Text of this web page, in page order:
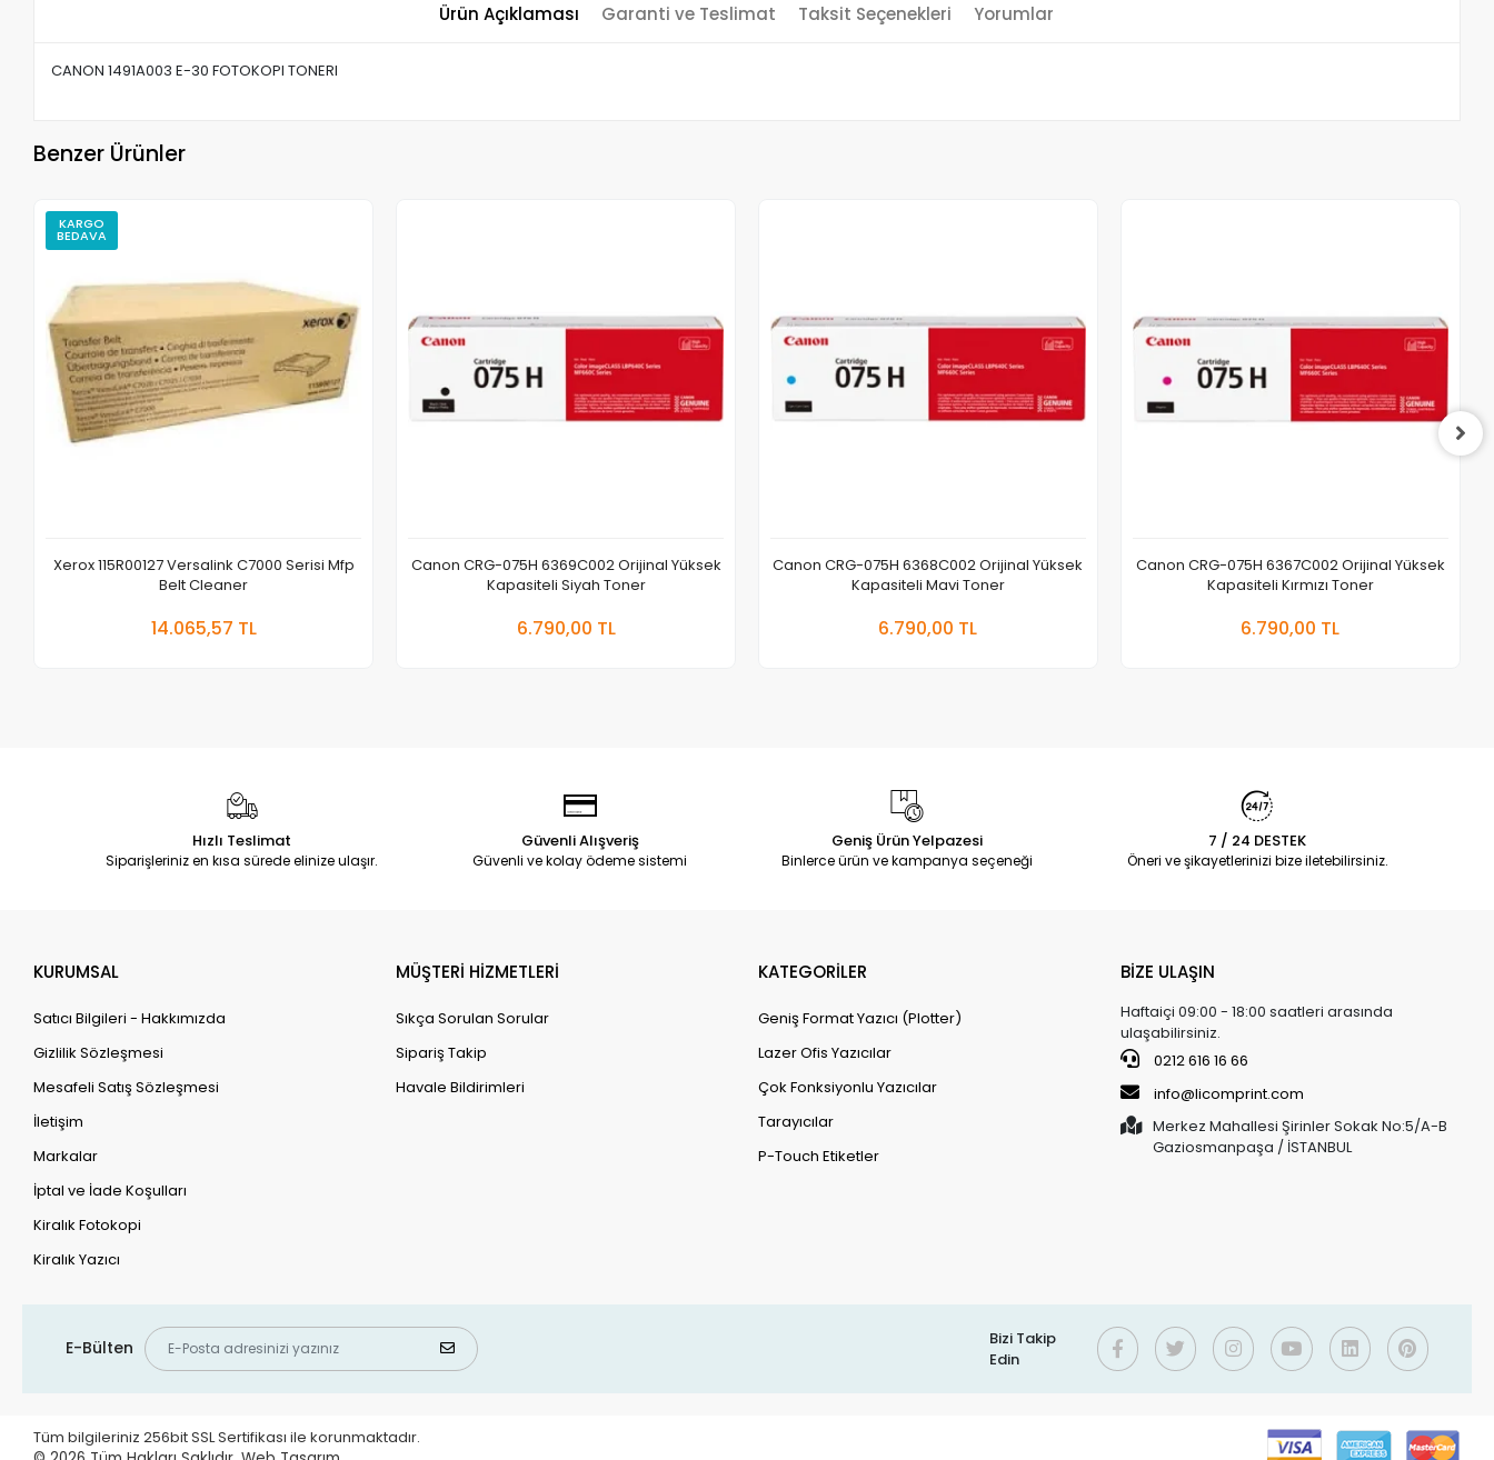
Ürün Açıklaması Garanti ve Teslimat Taksit Seçenekleri Yorumlar
CANON 1491A003 E-30 FOTOKOPI TONERI
Benzer Ürünler
KARGO
BEDAVA
Xerox 115R00127 Versalink C7000 Serisi Mfp
Belt Cleaner
14.065,57 TL
Canon CRG-075H 6369C002 Orijinal Yüksek
Kapasiteli Siyah Toner
6.790,00 TL
Canon CRG-075H 6368C002 Orijinal Yüksek
Kapasiteli Mavi Toner
6.790,00 TL
Canon CRG-075H 6367C002 Orijinal Yüksek
Kapasiteli Kırmızı Toner
6.790,00 TL
Hızlı Teslimat
Siparişleriniz en kısa sürede elinize ulaşır.
Güvenli Alışveriş
Güvenli ve kolay ödeme sistemi
Geniş Ürün Yelpazesi
Binlerce ürün ve kampanya seçeneği
7 / 24 DESTEK
Öneri ve şikayetlerinizi bize iletebilirsiniz.
KURUMSAL
Satıcı Bilgileri - Hakkımızda
Gizlilik Sözleşmesi
Mesafeli Satış Sözleşmesi
İletişim
Markalar
İptal ve İade Koşulları
Kiralık Fotokopi
Kiralık Yazıcı
MÜŞTERİ HİZMETLERİ
Sıkça Sorulan Sorular
Sipariş Takip
Havale Bildirimleri
KATEGORİLER
Geniş Format Yazıcı (Plotter)
Lazer Ofis Yazıcılar
Çok Fonksiyonlu Yazıcılar
Tarayıcılar
P-Touch Etiketler
BİZE ULAŞIN
Haftaiçi 09:00 - 18:00 saatleri arasında
ulaşabilirsiniz.
0212 616 16 66
info@licomprint.com
Merkez Mahallesi Şirinler Sokak No:5/A-B
Gaziosmanpaşa / İSTANBUL
E-Bülten
Bizi Takip
Edin
Tüm bilgileriniz 256bit SSL Sertifikası ile korunmaktadır.